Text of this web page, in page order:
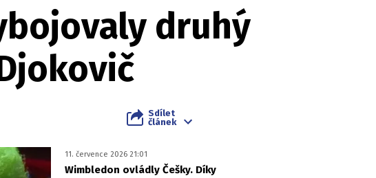
druhý
Sdílet
článek
11. července 2026 21:01
Wimbledon ovládly Češky. Díky